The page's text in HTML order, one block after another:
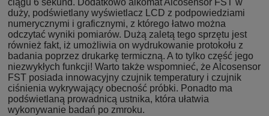
ciągu 6 sekund. Dodatkowo alkomat Alcosensor FST w
duży, podświetlany wyświetlacz LCD z podpowiedziami
numerycznymi i graficznymi, z którego łatwo można
odczytać wyniki pomiarów. Dużą zaletą tego sprzętu jest
również fakt, iż umożliwia on wydrukowanie protokołu z
badania poprzez drukarkę termiczną. A to tylko część jego
niezwykłych funkcji! Warto także wspomnieć, że Alcosensor
FST posiada innowacyjny czujnik temperatury i czujnik
ciśnienia wykrywający obecność próbki. Ponadto ma
podświetlaną prowadnicą ustnika, która ułatwia
wykonywanie badań po zmroku.